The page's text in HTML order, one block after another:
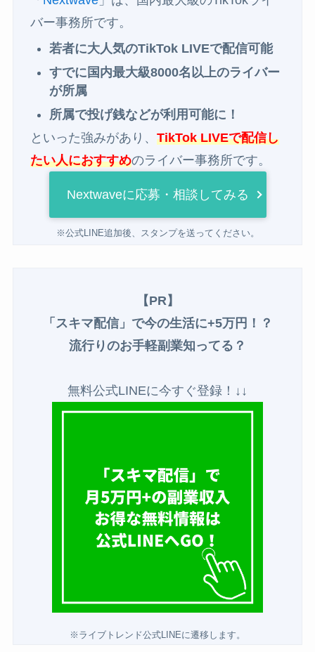
バー事務所です。
若者に大人気のTikTok LIVEで配信可能
すでに国内最大級8000名以上のライバー
が所属
所属で投げ銭などが利用可能に！
といった強みがあり、 TikTok LIVEで配信し
たい人におすすめのライバー事務所です。
Nextwaveに応募・相談してみる
※公式LINE追加後、スタンプを送ってください。
【PR】
「スキマ配信」で今の生活に+5万円！？
流行りのお手軽副業知ってる？
無料公式LINEに今すぐ登録！↓↓
※ライブトレンド公式LINEに遷移します。